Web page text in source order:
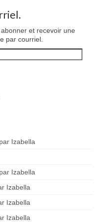
et recevoir une
par courriel.
Izabella
Izabella
Izabella
Izabella
Izabella